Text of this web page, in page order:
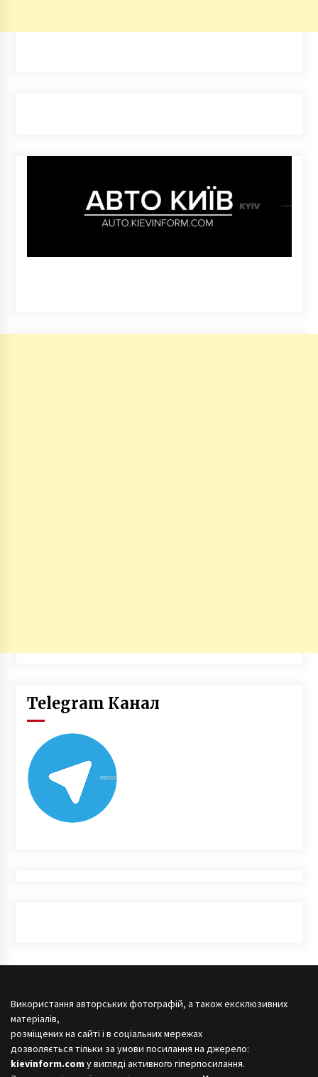
Telegram Канал
Використання авторських фотографій, а також ексклюзивних
матеріалів,
розміщених на сайті і в соціальних мережах
дозволяється тільки за умови посилання на джерело:
kievinform.com у вигляді активного гіперпосилання.